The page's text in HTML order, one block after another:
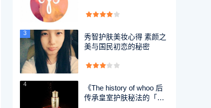
3
秀智护肤美妆心得 素颜之
美与国民初恋的秘密
4
《The history of whoo 后
传承皇室护肤秘法的「金